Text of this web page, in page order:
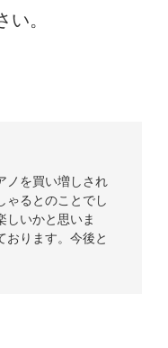
。
ノを買い増しされ
ゃるとのことでし
しいかと思いま
おります。今後と